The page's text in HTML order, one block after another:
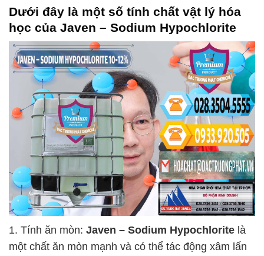
Dưới đây là một số tính chất vật lý hóa
học của Javen – Sodium Hypochlorite
1. Tính ăn mòn: Javen – Sodium Hypochlorite là
một chất ăn mòn mạnh và có thể tác động xâm lấn